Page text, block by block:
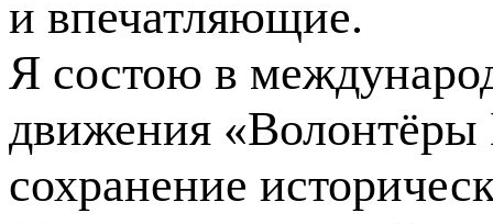
и впечатляющие.
Я состою в
движения «Волонтёры
сохранение